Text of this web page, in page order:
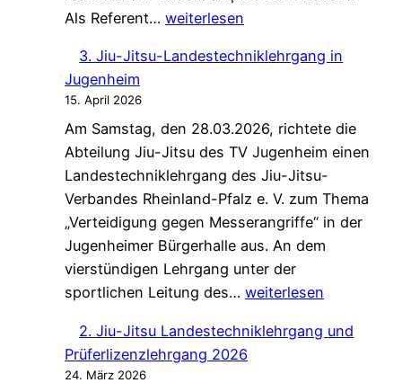
Als Referent… 4.
Jitsu-
Rhens
weiterlesen
3. Jiu-Jitsu-Landestechniklehrgang in
Jugenheim
15. April 2026
Am Samstag, den 28.03.2026, richtete die
Abteilung Jiu-Jitsu des TV Jugenheim einen
Landestechniklehrgang des Jiu-Jitsu-
Verbandes Rheinland-Pfalz e. V. zum Thema
„Verteidigung gegen Messerangriffe“ in der
Jugenheimer Bürgerhalle aus. An dem
vierstündigen Lehrgang unter der
sportlichen Leitung des… 3.
Jitsu-
weiterlesen
2. Jiu-Jitsu Landestechniklehrgang und
Prüferlizenzlehrgang 2026
24. März 2026